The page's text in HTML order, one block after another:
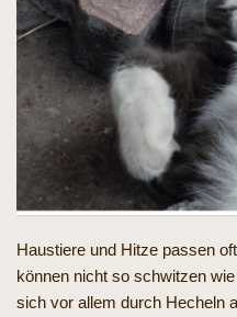
Haustiere und Hitze passen
können nicht so schwitzen
sich vor allem durch Hecheln